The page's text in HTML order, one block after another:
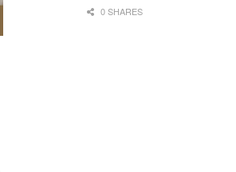
0 SHARES